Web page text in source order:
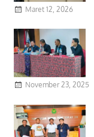
Maret 12, 2026
November 23, 2025